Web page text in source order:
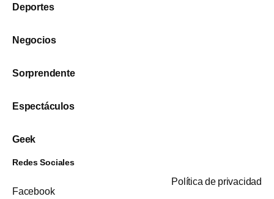
Deportes
Negocios
Sorprendente
Espectáculos
Geek
Redes Sociales
Facebook
Política de privacidad